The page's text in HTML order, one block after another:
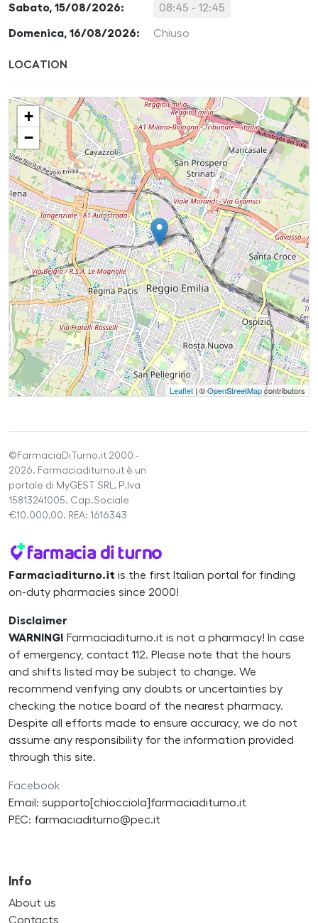
Sabato, 15/08/2026: 08:45 - 12:45
Domenica, 16/08/2026: Chiuso
LOCATION
+
−
Leaflet| ©OpenStreetMapcontributors
©FarmaciaDiTurno.it 2000 -
2026. Farmaciaditurno.it è un
portale di MyGEST SRL, P.Iva
15813241005. Cap.Sociale
€10.000,00. REA: 1616343
Farmaciaditurno.it is the first Italian portal for finding
on-duty pharmacies since 2000!
Disclaimer
WARNING! Farmaciaditurno.it is not a pharmacy! In case
of emergency, contact 112. Please note that the hours
and shifts listed may be subject to change. We
recommend verifying any doubts or uncertainties by
checking the notice board of the nearest pharmacy.
Despite all efforts made to ensure accuracy, we do not
assume any responsibility for the information provided
through this site.
Facebook
Email: supporto[chiocciola]farmaciaditurno.it
PEC: farmaciaditurno@pec.it
Info
About us
Contacts